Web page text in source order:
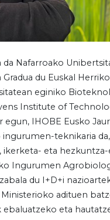
Nafarroako
du Euskal
eginiko
Institute of
IHOBE Eusko
teknikaria
eta
Ingurumen
du I+D+i
adituen
eta